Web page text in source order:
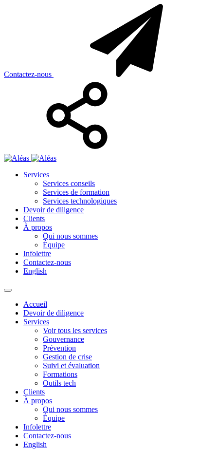
Contactez-nous
Services
Services conseils
Services de formation
Services technologiques
Devoir de diligence
Clients
À propos
Qui nous sommes
Équipe
Infolettre
Contactez-nous
English
Accueil
Devoir de diligence
Services
Voir tous les services
Gouvernance
Prévention
Gestion de crise
Suivi et évaluation
Formations
Outils tech
Clients
À propos
Qui nous sommes
Équipe
Infolettre
Contactez-nous
English